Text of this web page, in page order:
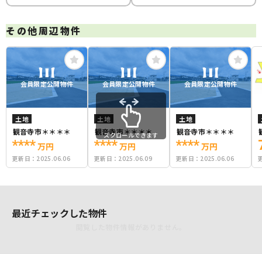
その他周辺物件
会員限定公開物件
土地
観音寺市＊＊＊＊
****万円
更新日： 2025.06.06
会員限定公開物件
土地
観音寺市＊＊＊＊
****万円
更新日： 2025.06.09
会員限定公開物件
土地
観音寺市＊＊＊＊
****万円
更新日： 2025.06.06
スクロールできます
最近チェックした物件